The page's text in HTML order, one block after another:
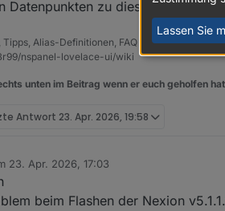
Datenpunkten zu diesem Song
Alias-Definitionen, FAQ für das Sonoff
nspanel-lovelace-ui/wiki
unten im Beitrag wenn er euch geholfen
Antwort 23. Apr. 2026, 19:58
23. Apr. 2026, 17:03
von
beim Flashen der Nexion
Lassen Sie